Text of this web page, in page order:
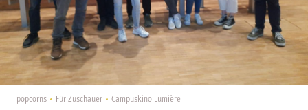
popcorns Für Zuschauer Campuskino Lumière